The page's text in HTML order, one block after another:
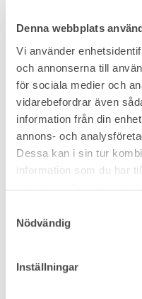
Denna webbplats
Vi använder
och annonserna till
för sociala medier och
vidarebefordrar även
information från din
annons- och
Dessa kan i sin tur
information som du har
Nödvändig
Inställningar